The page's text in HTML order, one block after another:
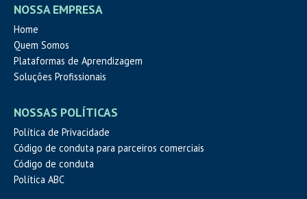
NOSSA EMPRESA
Home
Quem Somos
Plataformas de Aprendizagem
Soluções Profissionais
NOSSAS POLÍTICAS
Política de Privacidade
Código de conduta para parceiros comerciais
Código de conduta
Política ABC